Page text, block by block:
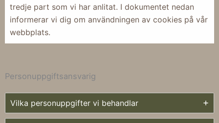
tredje part som vi har anlitat. I dokumentet nedan
informerar vi dig om användningen av cookies på vår
webbplats.
Personuppgiftsansvarig
Vilka personuppgifter vi behandlar